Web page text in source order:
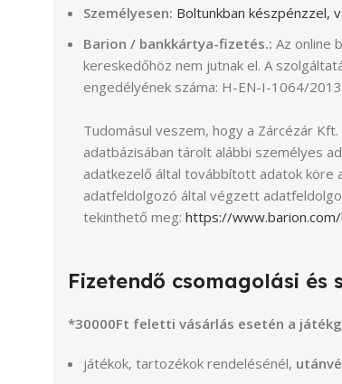
Személyesen: Boltunkban készpénzzel,
Barion / bankkártya-fizetés.: Az online
kereskedőhöz nem jutnak el. A
engedélyének száma: H-EN-I-1064/
Tudomásul veszem, hogy a Zárcézár
adatbázisában tárolt alábbi személyes
adatkezelő által továbbított adatok köre
adatfeldolgozó által végzett
tekinthető meg: https://
Fizetendő csomagolási és
*30000Ft feletti vásárlás esetén a
játékok, tartozékok rendelésénél,